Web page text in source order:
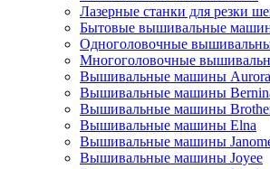
Лазерные станки для резки
Бытовые вышивальные
Одноголовочные
Многоголовочные
Вышивальные машины Aurora
Вышивальные машины
Вышивальные машины
Вышивальные машины Elna
Вышивальные машины
Вышивальные машины Joyee